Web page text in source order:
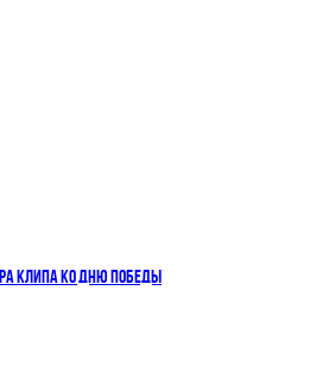
КЛИПА КО ДНЮ ПОБЕДЫ